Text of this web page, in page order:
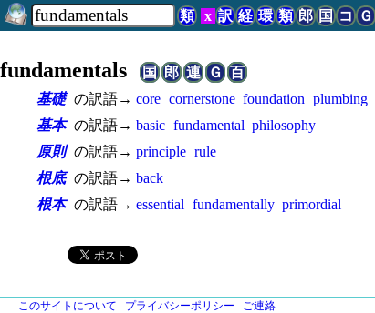
類 x 訳 経 環 類 郎 国 コ Ｇ
fundamentals国 郎 連 Ｇ
百
基礎 の訳語→ core cornerstone foundation plumbing
基本 の訳語→ basic fundamental philosophy
原則 の訳語→ principle rule
根底 の訳語→ back
根本 の訳語→ essential fundamentally primordial
このサイトについて プライバシーポリシー ご連絡